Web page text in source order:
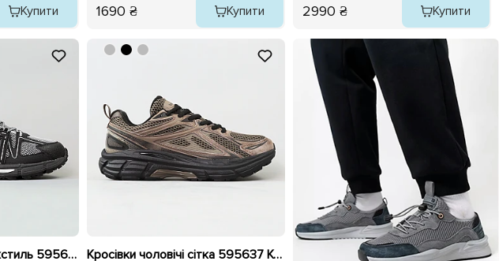
Купити 1690 ₴ Купити 2990 ₴ Купити
Кросівки чоловічі текстиль 595631 Чорний Кросівки чоловічі сітка 595637 Коричневі